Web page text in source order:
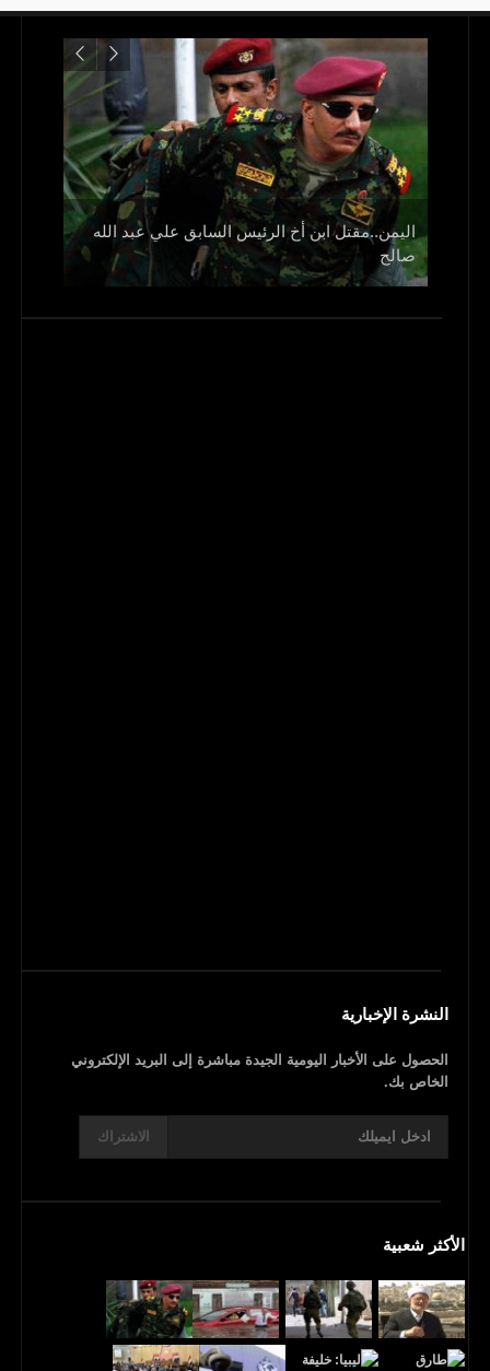
اليمن..مقتل ابن أخ الرئيس السابق علي عبد الله
صالح
النشرة الإخبارية
الحصول على الأخبار اليومية الجيدة مباشرة إلى البريد الإلكتروني
الخاص بك.
الاشتراك
الأكثر شعبية